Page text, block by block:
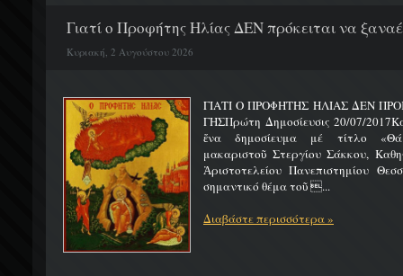
Γιατί ο Προφήτης Ηλίας ΔΕΝ πρόκειται να
Κυριακή, 2 Αυγούστου 2026
ΓΙΑΤΙ Ο ΠΡΟΦΗΤΗΣ ΗΛΙΑΣ ΔΕΝ
ΓΗΣΠρώτη Δημοσίευσις 20/07/
ἕνα δημοσίευμα μέ τίτλο
μακαριστοῦ Στεργίου Σάκκου,
Ἀριστοτελείου Πανεπιστημίου
σημαντικό θέμα τοῦ ...
Διαβάστε περισσότερα »